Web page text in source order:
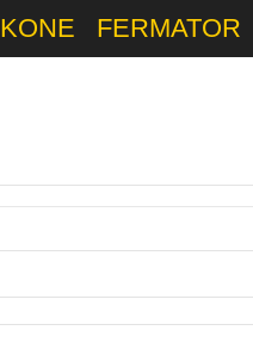
KONE FERMATOR